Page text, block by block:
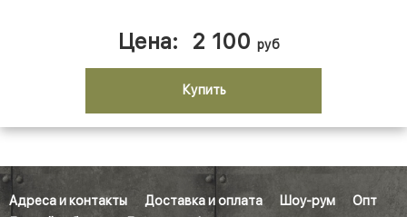
Цена: 2 100 руб
Купить
Адреса и контакты Доставка и оплата Шоу-рум
Опт